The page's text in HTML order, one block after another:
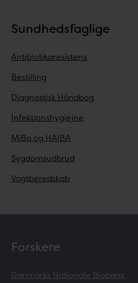
Sundhedsfaglige
Antibiotikaresistens
Bestilling
Diagnostisk Håndbog
Infektionshygiejne
MiBa og HAIBA
Sygdomsudbrud
Vagtberedskab
Forskere
Danmarks Nationale Biobank